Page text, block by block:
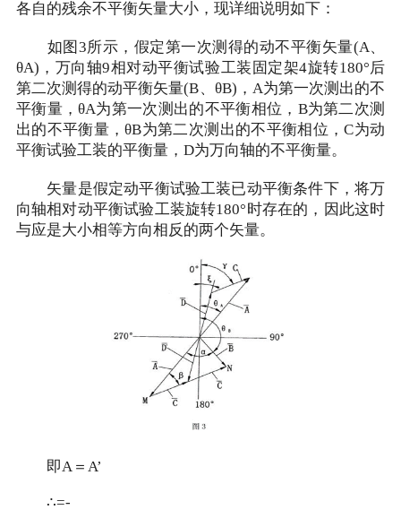
各自的残余不平衡矢量大小，现详细说明如下：
如图3所示，假定第一次测得的动不平衡矢量(A、
θA)，万向轴9相对动平衡试验工装固定架4旋转180°后
第二次测得的动平衡矢量(B、θB)，A为第一次测出的不
平衡量，θA为第一次测出的不平衡相位，B为第二次测
出的不平衡量，θB为第二次测出的不平衡相位，C为动
平衡试验工装的平衡量，D为万向轴的不平衡量。
矢量是假定动平衡试验工装已动平衡条件下，将万
向轴相对动平衡试验工装旋转180°时存在的，因此这时
与应是大小相等方向相反的两个矢量。
即A＝A’
∴=-